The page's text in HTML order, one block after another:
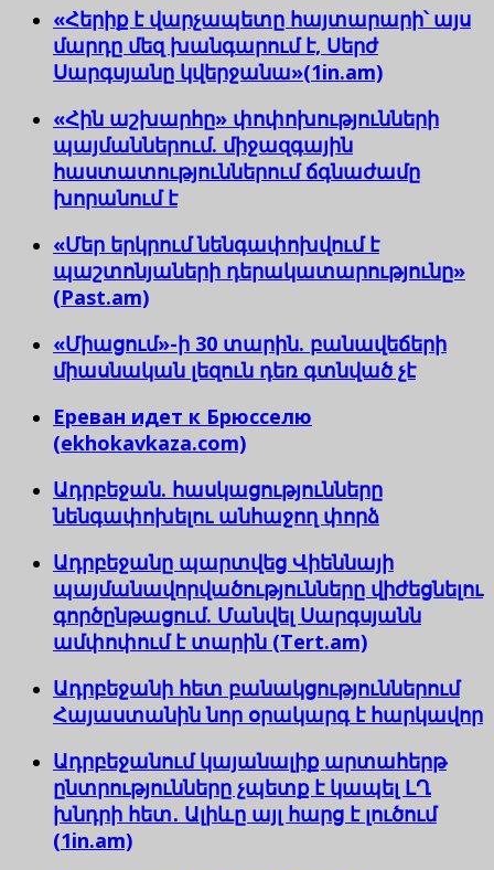
«Հերիք է վարչապետը հայտարարի՝ այս
մարդը մեզ խանգարում է, Սերժ
Սարգսյանը կվերջանա»(1in.am)
«Հին աշխարհը» փոփոխությունների
պայմաններում. միջազգային
հաստատություններում ճգնաժամը
խորանում է
«Մեր երկրում նենգափոխվում է
պաշտոնյաների դերակատարությունը»
(Past.am)
«Միացում»-ի 30 տարին. բանավեճերի
միասնական լեզուն դեռ գտնված չէ
Ереван идет к Брюсселю
(ekhokavkaza.com)
Ադրբեջան. հասկացությունները
նենգափոխելու անհաջող փորձ
Ադրբեջանը պարտվեց Վիեննայի
պայմանավորվածությունները վիժեցնելու
գործընթացում. Մանվել Սարգսյանն
ամփոփում է տարին (Tert.am)
Ադրբեջանի հետ բանակցություններում
Հայաստանին նոր օրակարգ է հարկավոր
Ադրբեջանում կայանալիք արտահերթ
ընտրությունները չպետք է կապել ԼՂ
խնդրի հետ․ Ալիևը այլ հարց է լուծում
(1in.am)